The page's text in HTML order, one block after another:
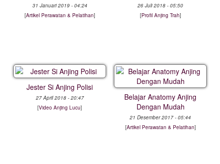
31 Januari 2019 - 04:24
[Artikel Perawatan & Pelatihan]
26 Juli 2018 - 05:50
[Profil Anjing Trah]
Jester Si Anjing Polisi
27 April 2018 - 20:47
[Video Anjing Lucu]
Belajar Anatomy Anjing
Dengan Mudah
21 Desember 2017 - 05:44
[Artikel Perawatan & Pelatihan]